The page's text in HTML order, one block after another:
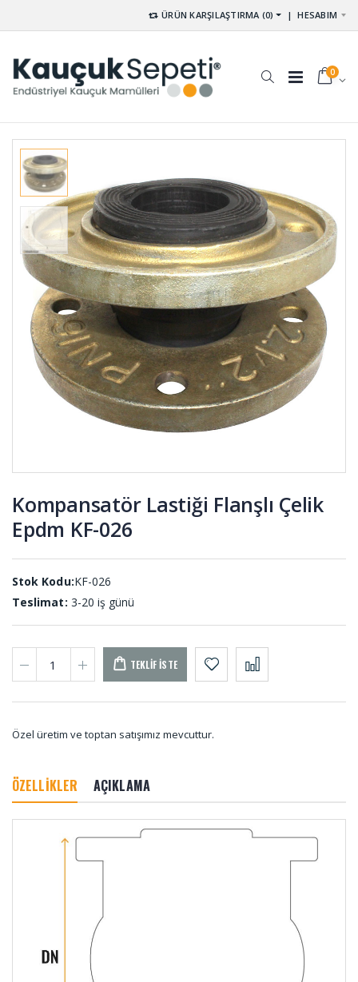
ÜRÜN KARŞILAŞTIRMA (0) |HESABIM
0
Kompansatör Lastiği Flanşlı Çelik
Epdm KF-026
Stok Kodu:KF-026
Teslimat: 3-20 iş günü
TEKLIF İSTE
Özel üretim ve toptan satışımız mevcuttur.
ÖZELLİKLER AÇIKLAMA
Poliüretan
Delikli Kalıp
Yayları
KYD-001
Tutamak
Elcik Lastiği
Palet
Lastikleri
PAL-001
Dolum
Takozları